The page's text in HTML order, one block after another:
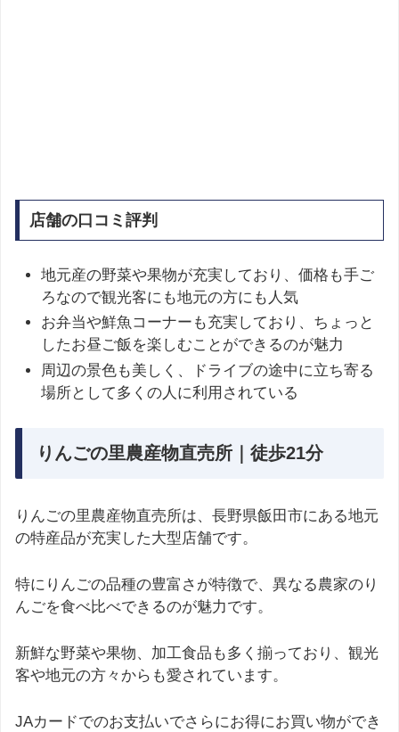
店舗の口コミ評判
地元産の野菜や果物が充実しており、価格も手ご
ろなので観光客にも地元の方にも人気
お弁当や鮮魚コーナーも充実しており、ちょっと
したお昼ご飯を楽しむことができるのが魅力
周辺の景色も美しく、ドライブの途中に立ち寄る
場所として多くの人に利用されている
りんごの里農産物直売所｜徒歩21分
りんごの里農産物直売所は、長野県飯田市にある地元
の特産品が充実した大型店舗です。
特にりんごの品種の豊富さが特徴で、異なる農家のり
んごを食べ比べできるのが魅力です。
新鮮な野菜や果物、加工食品も多く揃っており、観光
客や地元の方々からも愛されています。
JAカードでのお支払いでさらにお得にお買い物ができ